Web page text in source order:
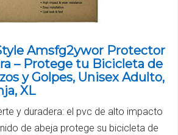
Amsfg2ywor Protector
– Protege tu Bicicleta de
y Golpes, Unisex Adulto,
XL
y duradera: el pvc de alto impacto
de abeja protege su bicicleta de